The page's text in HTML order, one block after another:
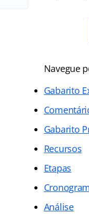
Navegue
Gabarito
Gabarito
Recursos
Etapas
Análise